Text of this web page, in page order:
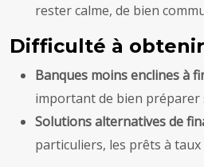
rester calme, de bien
Difficulté à
Banques moins enclines à
important de bien préparer
Solutions alternatives de
particuliers, les prêts à